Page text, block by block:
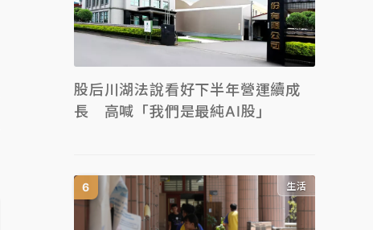
股后川湖法說看好下半年營運續成
長 高喊「我們是最純AI股」
生活